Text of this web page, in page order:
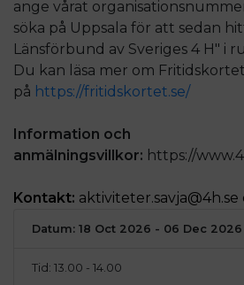
ange vårat
söka på Uppsala för att sedan
Länsförbund av Sveriges 4 H" i
Du kan läsa mer om Fritidskortet
på https://fritidskortet.se/
Information och
anmälningsvillkor: https://
Kontakt:
Datum: 18 Oct 2026 - 06 Dec 2026
Tid: 13.00 - 14.00